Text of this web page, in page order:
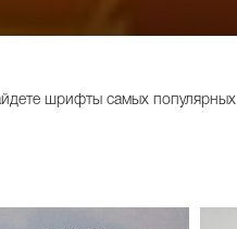
шрифты самых популярных